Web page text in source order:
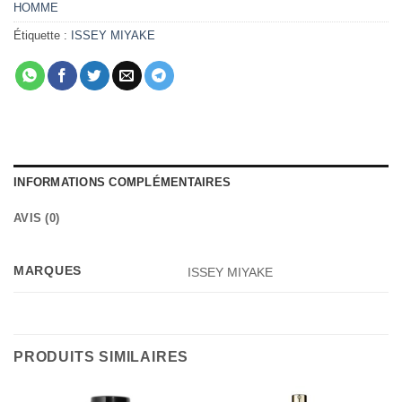
HOMME
Étiquette : ISSEY MIYAKE
INFORMATIONS COMPLÉMENTAIRES
AVIS (0)
MARQUES ISSEY MIYAKE
PRODUITS SIMILAIRES